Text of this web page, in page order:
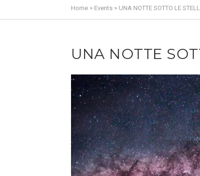
Home > Events > UNA NOTTE SOTTO LE
UNA NOTTE